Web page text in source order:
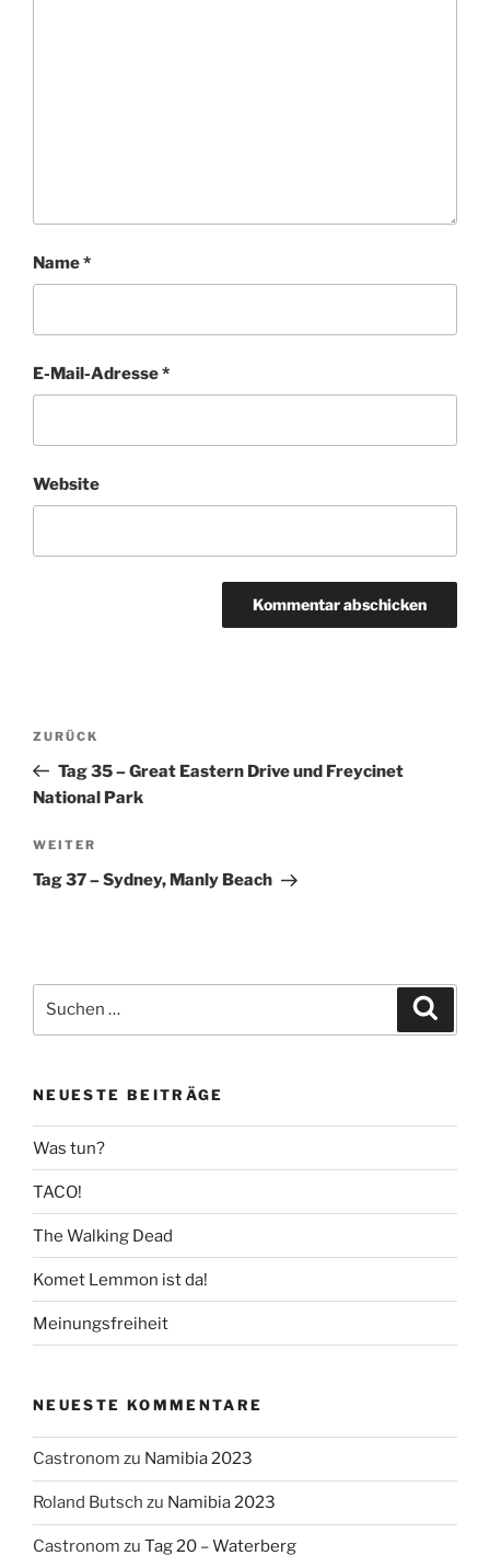
Name*
E-Mail-Adresse*
Website
Beitragsnavigation
Vorheriger
Beitrag
ZURÜCK
Tag 35 – Great Eastern Drive und Freycinet
National Park
Nächster
Beitrag
WEITER
Tag 37 – Sydney, Manly Beach
nach:
NEUESTE BEITRÄGE
Was tun?
TACO!
The Walking Dead
Komet Lemmon ist da!
Meinungsfreiheit
NEUESTE KOMMENTARE
Castronom zu Namibia 2023
Roland Butsch zu Namibia 2023
Castronom zu Tag 20 – Waterberg